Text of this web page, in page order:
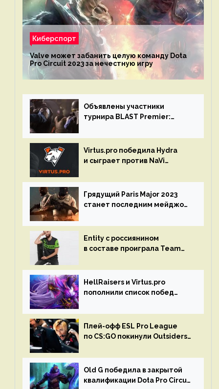
Киберспорт
Valve может забанить целую команду Dota
Pro Circuit 2023 за нечестную игру
Объявлены участники
турнира BLAST Premier:
Virtus.pro победила Hydra
и сыграет против NaVi
Грядущий Paris Major 2023
станет последним мейджор-
Entity с россиянином
в составе проиграла Team
HellRaisers и Virtus.pro
пополнили список побед
Плей-офф ESL Pro League
по CS:GO покинули Outsiders
Old G победила в закрытой
квалификации Dota Pro Circuit